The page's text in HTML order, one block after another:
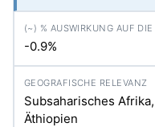
-0.9%
Subsaharisches
Äthiopien